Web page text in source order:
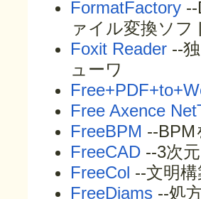
FormatFactory
ァイル変換ソフ
Foxit Reader --
ューワ
Free Axence
FreeBPM --
FreeCAD --3次
FreeCol --文明
FreeDiams --処